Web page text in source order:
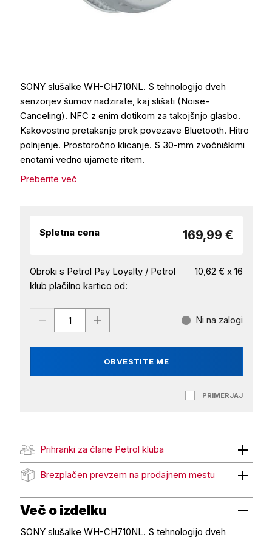
SONY slušalke WH-CH710NL. S tehnologijo dveh
senzorjev šumov nadzirate, kaj slišati (Noise-
Canceling). NFC z enim dotikom za takojšnjo glasbo.
Kakovostno pretakanje prek povezave Bluetooth. Hitro
polnjenje. Prostoročno klicanje. S 30-mm zvočniškimi
enotami vedno ujamete ritem.
Preberite več
Spletna cena 169,99 €
Obroki s Petrol Pay Loyalty / Petrol
klub plačilno kartico od:
10,62 € x 16
OBVESTITE ME
Ni na zalogi
PRIMERJAJ
Prihranki za člane Petrol kluba
Prihranki za člane Petrol kluba
Brezplačen prevzem na prodajnem mestu
Brezplačen prevzem na prodajnem mestu
Več o izdelku
SONY slušalke WH-CH710NL. S tehnologijo dveh